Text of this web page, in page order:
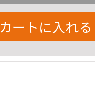
カートに入れる